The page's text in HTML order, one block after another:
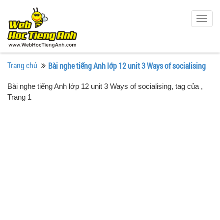
Trang chủ Bài nghe tiếng Anh lớp 12 unit 3 Ways of socialising
Bài nghe tiếng Anh lớp 12 unit 3 Ways of socialising, tag của ,
Trang 1